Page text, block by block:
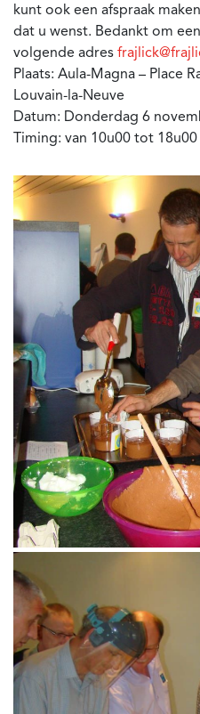
kunt ook een afspraak
dat u wenst. Bedankt om
volgende adres
Plaats: Aula-Magna – Place
Louvain-la-Neuve
Datum: Donderdag 6
Timing: van 10u00 tot 18u00